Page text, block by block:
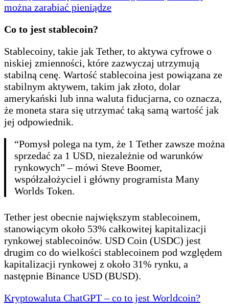
można zarabiać pieniądze
Co to jest stablecoin?
Stablecoiny, takie jak Tether, to aktywa cyfrowe o
niskiej zmienności, które zazwyczaj utrzymują
stabilną cenę. Wartość stablecoina jest powiązana ze
stabilnym aktywem, takim jak złoto, dolar
amerykański lub inna waluta fiducjarna, co oznacza,
że moneta stara się utrzymać taką samą wartość jak
jej odpowiednik.
“Pomysł polega na tym, że 1 Tether zawsze można
sprzedać za 1 USD, niezależnie od warunków
rynkowych” – mówi Steve Boomer,
współzałożyciel i główny programista Many
Worlds Token.
Tether jest obecnie największym stablecoinem,
stanowiącym około 53% całkowitej kapitalizacji
rynkowej stablecoinów. USD Coin (USDC) jest
drugim co do wielkości stablecoinem pod względem
kapitalizacji rynkowej z około 31% rynku, a
następnie Binance USD (BUSD).
Kryptowaluta ChatGPT – co to jest Worldcoin?